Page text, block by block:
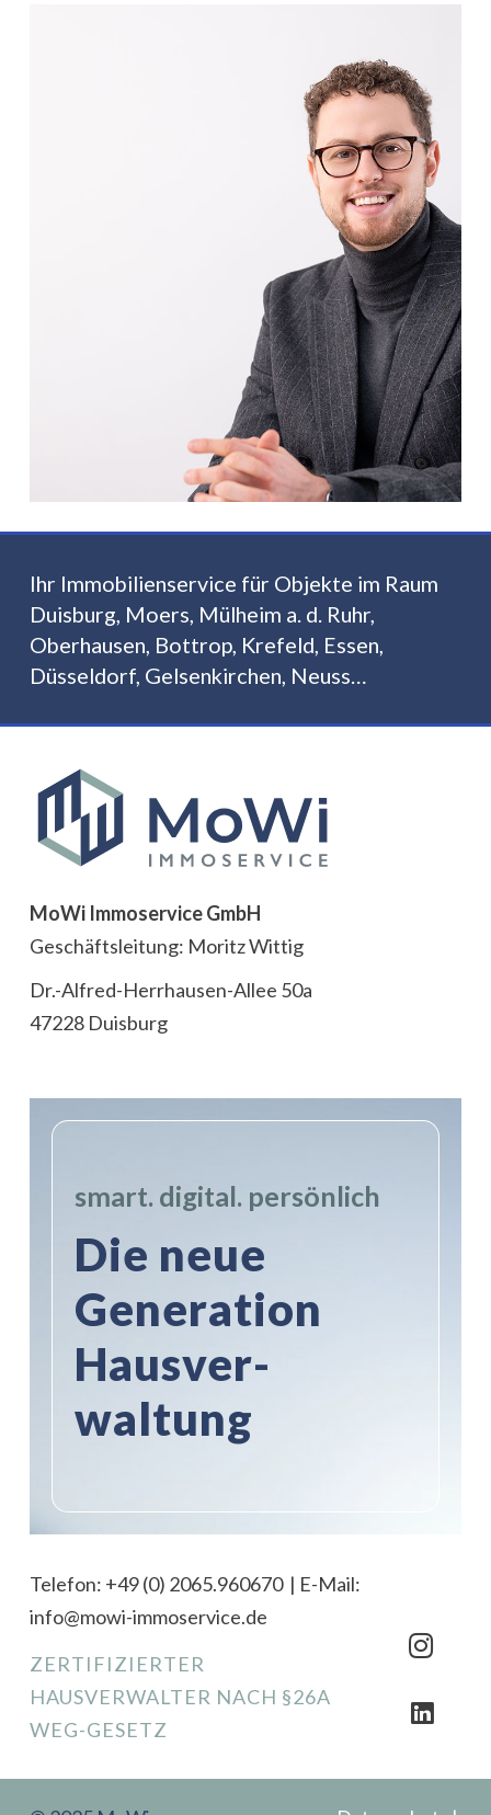
Ihr Immobilienservice für Objekte im Raum
Duisburg, Moers, Mülheim a. d. Ruhr,
Oberhausen, Bottrop, Krefeld, Essen,
Düsseldorf, Gelsenkirchen, Neuss…
MoWi Immoservice GmbH
Geschäftsleitung: Moritz Wittig
Dr.-Alfred-Herrhausen-Allee 50a
47228 Duisburg
smart. digital. persönlich
Die neue
Generation
Haus­ver­
waltung
Telefon: +49 (0) 2065.960670 | E-Mail:
info@mowi-immoservice.de
ZERTIFIZIERTER
HAUSVERWALTER NACH §26A
WEG-GESETZ